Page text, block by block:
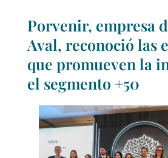
Porvenir, empresa
Aval, reconoció las
que promueven la
el segmento +50